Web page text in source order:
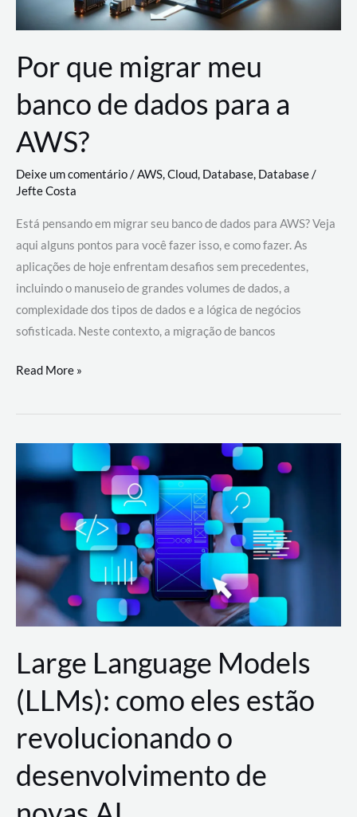
Por que migrar meu
banco de dados para a
AWS?
Deixe um comentário/AWS,Cloud, Database, Database/
Jefte Costa
Está pensando em migrar seu banco de dados para AWS? Veja
aqui alguns pontos para você fazer isso, e como fazer. As
aplicações de hoje enfrentam desafios sem precedentes,
incluindo o manuseio de grandes volumes de dados, a
complexidade dos tipos de dados e a lógica de negócios
sofisticada. Neste contexto, a migração de bancos
Por
migrar
de
a
AWS?
Read More »
Large Language Models
(LLMs): como eles estão
revolucionando o
desenvolvimento de